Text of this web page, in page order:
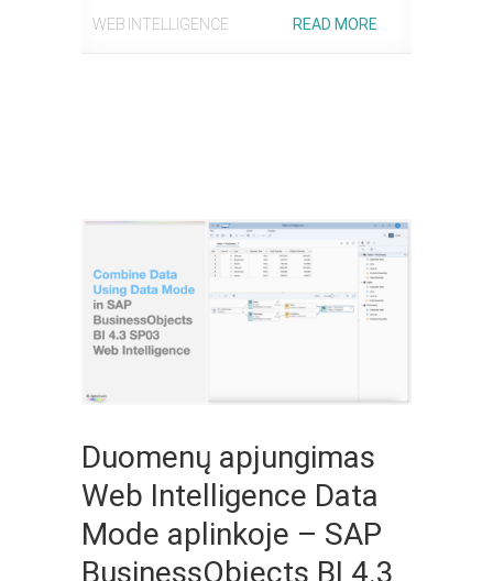
WEB INTELLIGENCE READ MORE
Duomenų apjungimas
Web Intelligence Data
Mode aplinkoje – SAP
BusinessObjects BI 4.3